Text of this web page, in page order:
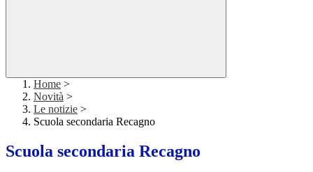
Home >
Novità >
Le notizie >
Scuola secondaria Recagno
Scuola secondaria Recagno